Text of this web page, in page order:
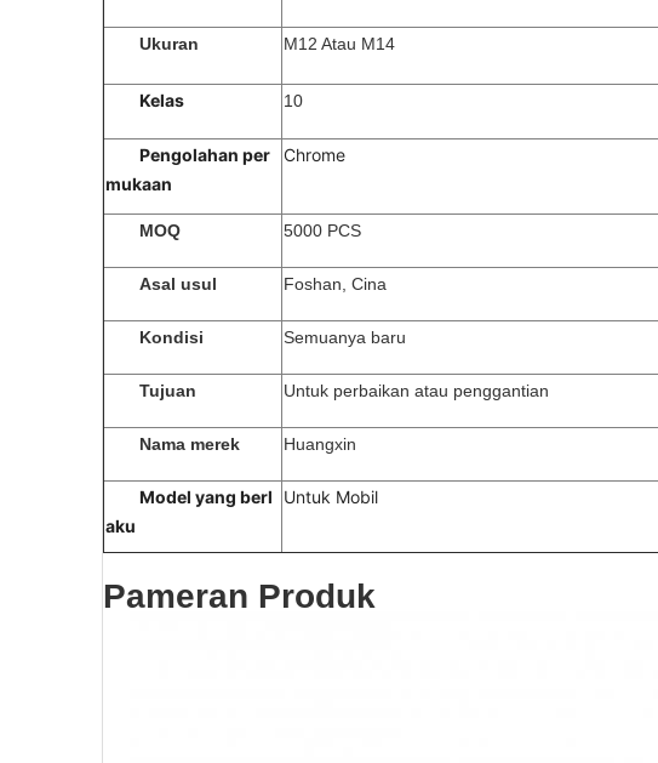
Ukuran M12 Atau M14
Kelas 10
Pengolahan per
mukaan
Chrome
MOQ 5000 PCS
Asal usul Foshan, Cina
Kondisi Semuanya baru
Tujuan Untuk perbaikan atau penggantian
Nama merek Huangxin
Model yang berl
aku
Untuk Mobil
Pameran Produk